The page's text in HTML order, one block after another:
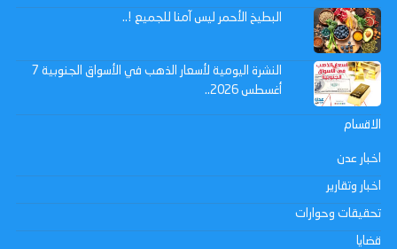
البطيخ الأحمر ليس آمنا للجميع !..
النشرة اليومية لأسعار الذهب في الأسواق الجنوبية 7
أغسطس 2026..
الاقسام
اخبار عدن
اخبار وتقارير
تحقيقات وحوارات
قضايا